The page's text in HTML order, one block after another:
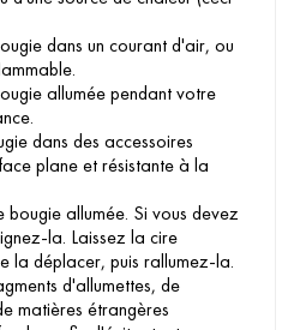
dans un courant d'air, ou
allumée pendant votre
dans des accessoires
plane et résistante à la
allumée. Si vous devez
la. Laissez la cire
la déplacer, puis rallumez-la.
d'allumettes, de
matières étrangères